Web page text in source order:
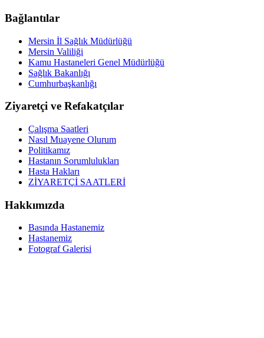
Bağlantılar
Mersin İl Sağlık Müdürlüğü
Mersin Valiliği
Kamu Hastaneleri Genel Müdürlüğü
Sağlık Bakanlığı
Cumhurbaşkanlığı
Ziyaretçi ve Refakatçılar
Çalışma Saatleri
Nasıl Muayene Olurum
Politikamız
Hastanın Sorumlulukları
Hasta Hakları
ZİYARETÇİ SAATLERİ
Hakkımızda
Basında Hastanemiz
Hastanemiz
Fotograf Galerisi